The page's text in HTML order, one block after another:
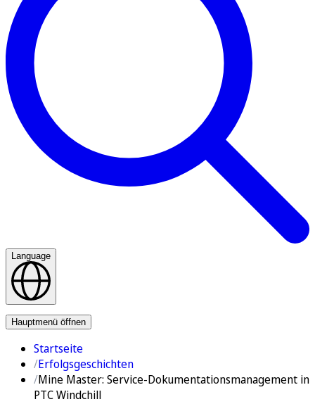
Language
Hauptmenü öffnen
Startseite
Erfolgsgeschichten
Mine Master: Service-Dokumentationsmanagement in
PTC Windchill